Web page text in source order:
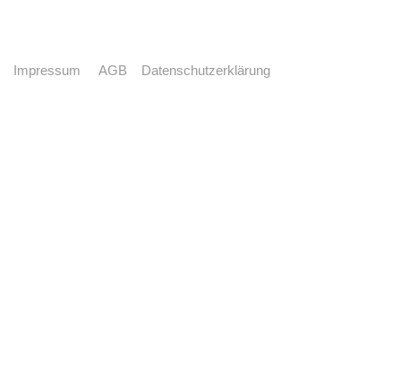
Impressum AGB Datenschutzerklärung